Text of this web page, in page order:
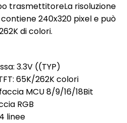
trasmettitoreLa risoluzione
contiene 240x320 pixel e può
di colori.
3.3V ((TYP)
65K/262K colori
MCU 8/9/16/18Bit
RGB
linee